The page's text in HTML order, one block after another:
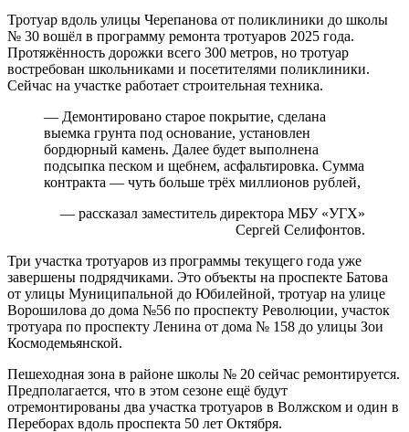
Тротуар вдоль улицы Черепанова от поликлиники до школы
№ 30 вошёл в программу ремонта тротуаров 2025 года.
Протяжённость дорожки всего 300 метров, но тротуар
востребован школьниками и посетителями поликлиники.
Сейчас на участке работает строительная техника.
— Демонтировано старое покрытие, сделана
выемка грунта под основание, установлен
бордюрный камень. Далее будет выполнена
подсыпка песком и щебнем, асфальтировка. Сумма
контракта — чуть больше трёх миллионов рублей,
— рассказал заместитель директора МБУ «УГХ»
Сергей Селифонтов.
Три участка тротуаров из программы текущего года уже
завершены подрядчиками. Это объекты на проспекте Батова
от улицы Муниципальной до Юбилейной, тротуар на улице
Ворошилова до дома №56 по проспекту Революции, участок
тротуара по проспекту Ленина от дома № 158 до улицы Зои
Космодемьянской.
Пешеходная зона в районе школы № 20 сейчас ремонтируется.
Предполагается, что в этом сезоне ещё будут
отремонтированы два участка тротуаров в Волжском и один в
Переборах вдоль проспекта 50 лет Октября.